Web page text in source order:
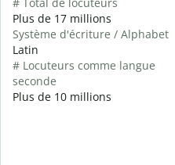
Plus de 17 millions
Système d'écriture / Alphabet
Latin
# Locuteurs comme langue
seconde
Plus de 10 millions